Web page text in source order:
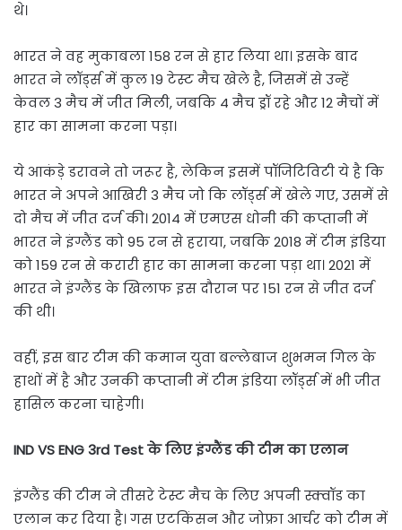
थे।
भारत ने वह मुकाबला 158 रन से हार लिया था। इसके बाद
भारत ने लॉर्ड्स में कुल 19 टेस्ट मैच खेले है, जिसमें से उन्हें
केवल 3 मैच में जीत मिली, जबकि 4 मैच ड्रॉ रहे और 12 मैचों में
हार का सामना करना पड़ा।
ये आकंड़े डरावने तो जरूर है, लेकिन इसमें पॉजिटिविटी ये है कि
भारत ने अपने आखिरी 3 मैच जो कि लॉर्ड्स में खेले गए, उसमें से
दो मैच में जीत दर्ज की। 2014 में एमएस धोनी की कप्तानी में
भारत ने इंग्लैंड को 95 रन से हराया, जबकि 2018 में टीम इंडिया
को 159 रन से करारी हार का सामना करना पड़ा था। 2021 में
भारत ने इंग्लैंड के खिलाफ इस दौरान पर 151 रन से जीत दर्ज
की थी।
वहीं, इस बार टीम की कमान युवा बल्लेबाज शुभमन गिल के
हाथों में है और उनकी कप्तानी में टीम इंडिया लॉर्ड्स में भी जीत
हासिल करना चाहेगी।
IND VS ENG 3rd Test के लिए इंग्लैंड की टीम का एलान
इंग्लैंड की टीम ने तीसरे टेस्ट मैच के लिए अपनी स्क्वॉड का
एलान कर दिया है। गस एटकिंसन और जोफ्रा आर्चर को टीम में